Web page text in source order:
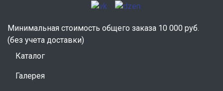
Минимальная стоимость общего заказа 10 000 руб.
(без учета доставки)
Каталог
Галерея